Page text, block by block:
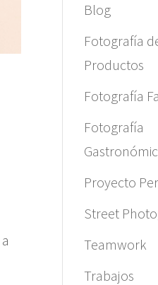
a
Blog
Fotografía
Productos
Fotografía
Fotografía
Proyecto
Street
Teamwork
Trabajos